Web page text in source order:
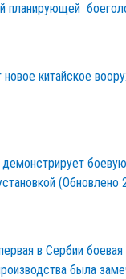
планирующей
китайское
демонстрирует
(Обновлено
в Сербии
была